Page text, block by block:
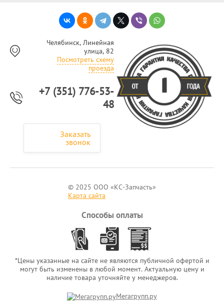
Челябинск, Линейная
улица, 82
Посмотреть схему
проезда
+7 (351) 776-53-
48
Заказать
звонок
© 2025 ООО «КС-Запчасть»
Карта сайта
*Цены указанные на сайте не являются публичной офертой и
могут быть изменены в любой момент. Актуальную цену и
наличие товара уточняйте у менеджеров.
Способы оплаты
Мегагрупп.ру